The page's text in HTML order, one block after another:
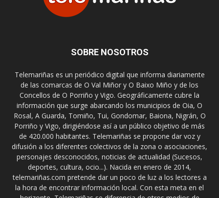
SOBRE NOSOTROS
Telemariñas es un periódico digital que informa diariamente
de las comarcas de O Val Miñor y O Baixo Miño y de los
Concellos de O Porriño y Vigo. Geográficamente cubre la
información que surge abarcando los municipios de Oia, O
Rosal, A Guarda, Tomiño, Tui, Gondomar, Baiona, Nigrán, O
Porriño y Vigo, dirigiéndose así a un público objetivo de más
de 420.000 habitantes. Telemariñas se propone dar voz y
difusión a los diferentes colectivos de la zona o asociaciones,
personajes desconocidos, noticias de actualidad (Sucesos,
deportes, cultura, ocio...). Nacida en enero de 2014,
telemariñas.com pretende dar un poco de luz a los lectores a
la hora de encontrar información local. Con esta meta en el